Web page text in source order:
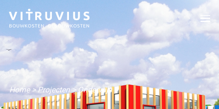
Home>Projecten>Onderwijs